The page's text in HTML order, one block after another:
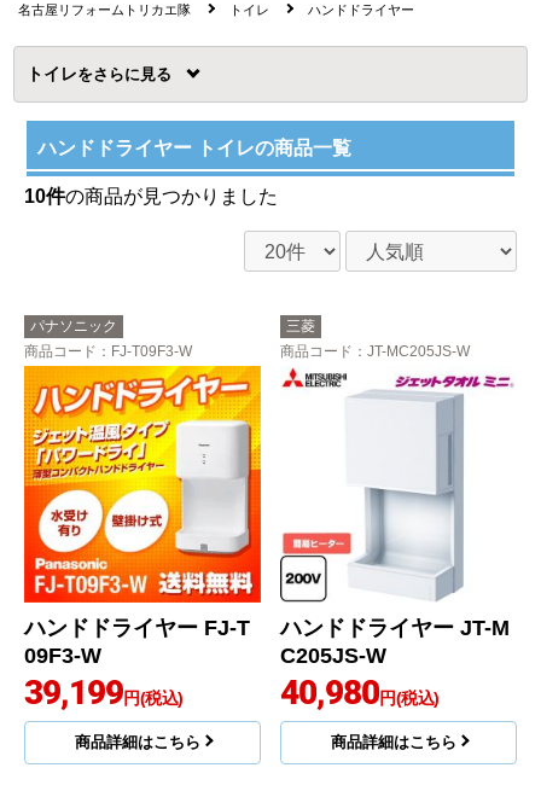
名古屋リフォームトリカエ隊 トイレ ハンドドライヤー
トイレを
ハンドドライヤー トイレの商品一覧
10件の商品が見つかりました
パナソニック
商品コード ：FJ-T09F3-W
ハンドドライヤー FJ-T
09F3-W
39,199円(税込)
商品詳細はこちら
三菱
商品コード ：JT-MC205JS-W
ハンドドライヤー JT-M
C205JS-W
40,980円(税込)
商品詳細はこちら